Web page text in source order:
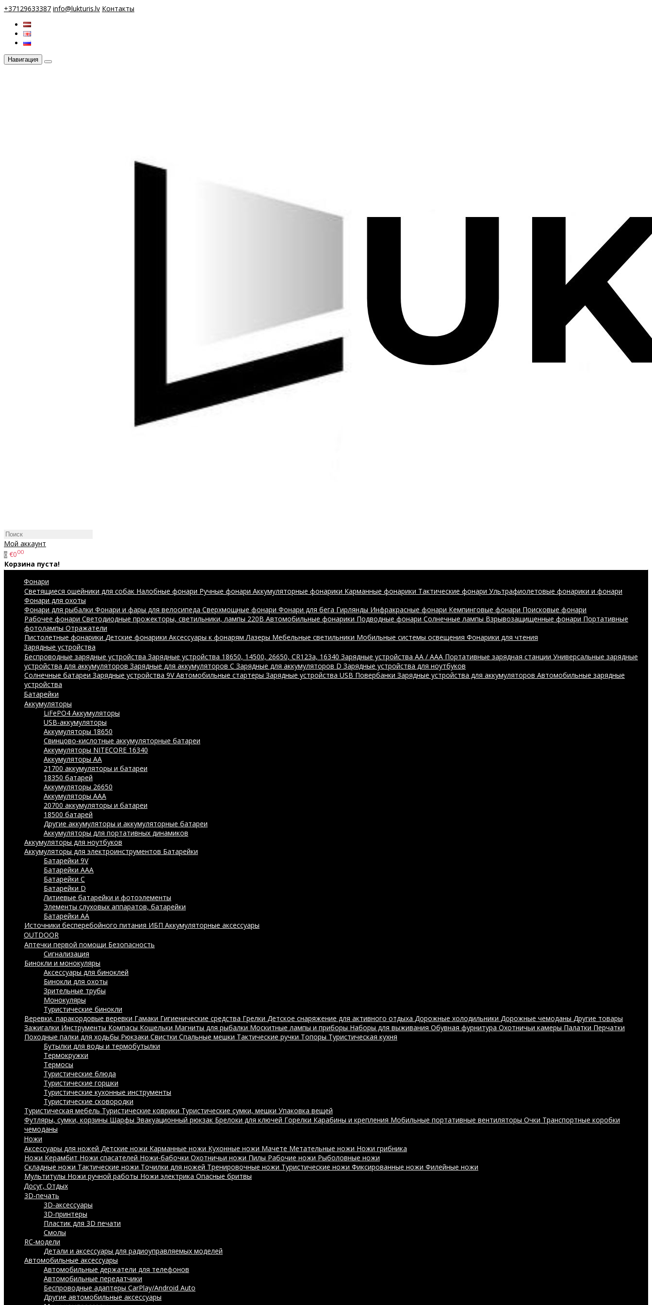
+37129633387 info@lukturis.lv Контакты
Навигация
Мой аккаунт
0 €000
Корзина пуста!
Фонари
Светящиеся ошейники для собак Налобные фонари Ручные фонари Аккумуляторные фонарики Карманные фонарики Тактические фонари Ультрафиолетовые фонарики и фонари
Фонари для охоты
Фонари для рыбалки Фонари и фары для велосипеда Сверхмощные фонари Фонари для бега Гирлянды Инфракрасные фонари Кемпинговые фонари Поисковые фонари
Рабочее фонари Светодиодные прожекторы, светильники, лампы 220В Автомобильные фонарики Подводные фонари Солнечные лампы Взрывозащищенные фонари Портативные
фотолампы Отражатели
Пистолетные фонарики Детские фонарики Аксессуары к фонарям Лазеры Мебельные светильники Мобильные системы освещения Фонарики для чтения
Зарядные устройства
Беспроводные зарядные устройства Зарядные устройства 18650, 14500, 26650, CR123a, 16340 Зарядные устройства AA / AAA Портативные зарядная станции Универсальные зарядные
устройства для аккумуляторов Зарядные для аккумуляторов C Зарядные для аккумуляторов D Зарядные устройства для ноутбуков
Солнечные батареи Зарядные устройства 9VАвтомобильные стартеры Зарядные устройства USB Повербанки Зарядные устройства для аккумуляторов Автомобильные зарядные
устройства
Батарейки
Аккумуляторы
LiFePO4 Аккумуляторы
USB-аккумуляторы
Аккумуляторы 18650
Свинцово-кислотные аккумуляторные батареи
Аккумуляторы NITECORE 16340
Аккумуляторы АА
21700 аккумуляторы и батареи
18350 батарей
Аккумуляторы 26650
Аккумуляторы ААА
20700 аккумуляторы и батареи
18500 батарей
Другие аккумуляторы и аккумуляторные батареи
Аккумуляторы для портативных динамиков
Аккумуляторы для ноутбуков
Аккумуляторы для электроинструментов Батарейки
Батарейки 9V
Батарейки AAA
Батарейки C
Батарейки D
Литиевые батарейки и фотоэлементы
Элементы слуховых аппаратов, батарейки
Батарейки AA
Источники бесперебойного питания ИБП Аккумуляторные аксессуары
OUTDOOR
Аптечки первой помощи Безопасность
Сигнализация
Бинокли и монокуляры
Аксессуары для биноклей
Бинокли для охоты
Зрительные трубы
Монокуляры
Туристические бинокли
Веревки, паракордовые веревки Гамаки Гигиенические средства Грелки Детское снаряжение для активного отдыха Дорожные холодильники Дорожные чемоданы Другие товары
Зажигалки Инструменты Компасы Кошельки Магниты для рыбалки Москитные лампы и приборы Наборы для выживания Обувная фурнитура Охотничьи камеры Палатки Перчатки
Походные палки для ходьбы Рюкзаки Свистки Спальные мешки Тактические ручки Топоры Туристическая кухня
Бутылки для воды и термобутылки
Термокружки
Термосы
Туристические блюда
Туристические горшки
Туристические кухонные инструменты
Туристические сковородки
Туристическая мебель Туристические коврики Туристические сумки, мешки Упаковка вещей
Футляры, сумки, корзины Шарфы Эвакуационный рюкзак Брелоки для ключей Горелки Карабины и крепления Мобильные портативные вентиляторы Очки Транспортные коробки
чемоданы
Ножи
Аксессуары для ножей Детские ножи Карманные ножи Кухонные ножи Мачете Метательные ножи Ножи грибника
Ножи Керамбит Ножи спасателей Ножи-бабочки Охотничьи ножи Пилы Рабочие ножи Рыболовные ножи
Складные ножи Тактические ножи Точилки для ножей Тренировочные ножи Туристические ножи Фиксированные ножи Филейные ножи
Мультитулы Ножи ручной работы Ножи электрика Опасные бритвы
Досуг, Отдых
3D-печать
3D-аксессуары
3D-принтеры
Пластик для 3D печати
Смолы
RC-модели
Детали и аксессуары для радиоуправляемых моделей
Автомобильные аксессуары
Автомобильные держатели для телефонов
Автомобильные передатчики
Беспроводные адаптеры CarPlay/Android Auto
Другие автомобильные аксессуары